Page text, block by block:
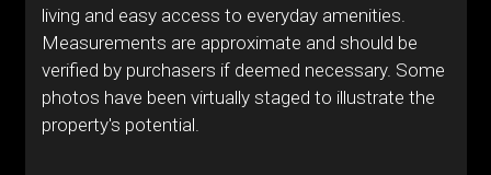
living and easy access to everyday amenities.
Measurements are approximate and should be
verified by purchasers if deemed necessary. Some
photos have been virtually staged to illustrate the
property's potential.